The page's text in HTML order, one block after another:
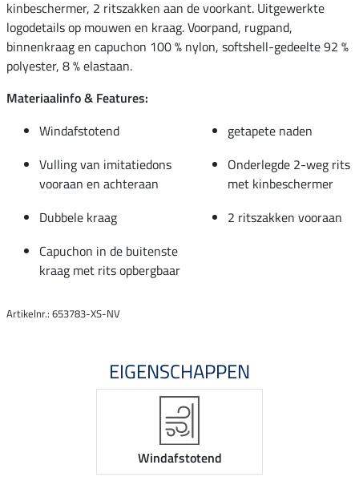
kinbeschermer, 2 ritszakken aan de voorkant. Uitgewerkte
logodetails op mouwen en kraag. Voorpand, rugpand,
binnenkraag en capuchon 100 % nylon, softshell-gedeelte 92 %
polyester, 8 % elastaan.
Materiaalinfo & Features:
Windafstotend
getapete naden
Vulling van imitatiedons
vooraan en achteraan
Onderlegde 2-weg rits
met kinbeschermer
Dubbele kraag
2 ritszakken vooraan
Capuchon in de buitenste
kraag met rits opbergbaar
Artikelnr.: 653783-XS-NV
EIGENSCHAPPEN
Windafstotend